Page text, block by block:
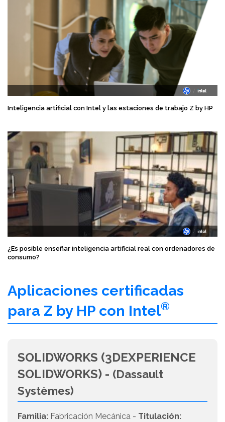
Inteligencia artificial con Intel y las estaciones de trabajo Z by HP
¿Es posible enseñar inteligencia artificial real con ordenadores de
consumo?
Aplicaciones certificadas
para Z by HP con Intel®
SOLIDWORKS (3DEXPERIENCE
SOLIDWORKS) - (Dassault
Systèmes)
Familia: Fabricación Mecánica - Titulación: